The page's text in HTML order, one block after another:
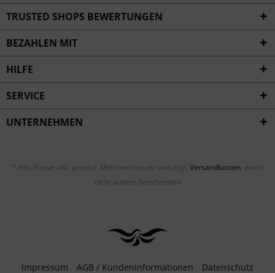
TRUSTED SHOPS BEWERTUNGEN
BEZAHLEN MIT
HILFE
SERVICE
UNTERNEHMEN
* Alle Preise inkl. gesetzl. Mehrwertsteuer und zzgl. Versandkosten, wenn
nicht anders beschrieben
Impressum AGB / Kundeninformationen Datenschutz
Service Inaktiv